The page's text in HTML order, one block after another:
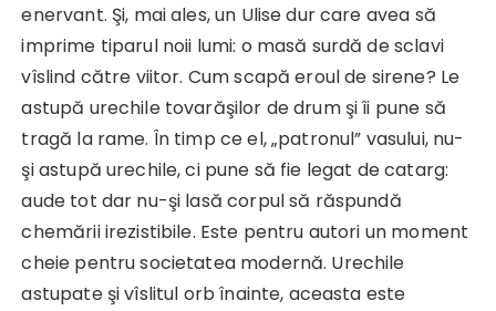
enervant. Şi, mai ales, un Ulise dur care avea să
imprime tiparul noii lumi: o masă surdă de sclavi
vîslind către viitor. Cum scapă eroul de sirene? Le
astupă urechile tovarăşilor de drum şi îi pune să
tragă la rame. În timp ce el, „patronul” vasului, nu-
şi astupă urechile, ci pune să fie legat de catarg:
aude tot dar nu-şi lasă corpul să răspundă
chemării irezistibile. Este pentru autori un moment
cheie pentru societatea modernă. Urechile
astupate şi vîslitul orb înainte, aceasta este